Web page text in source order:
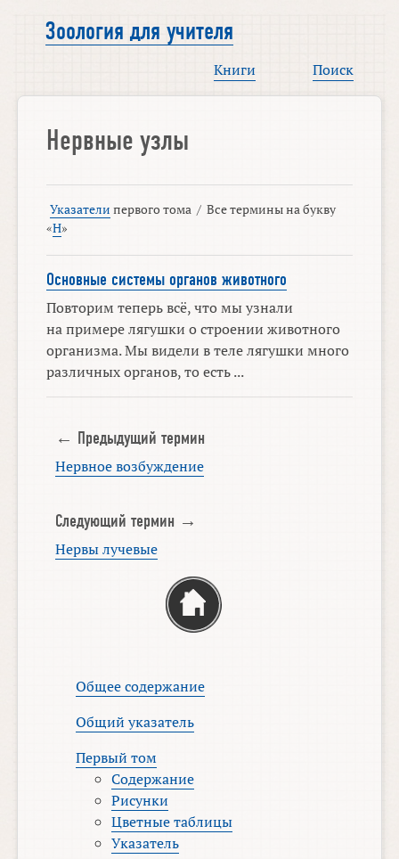
Зоология для учителя
Книги Поиск
Нервные узлы
Указатели первого тома / Все термины на букву
«Н»
Основные системы органов животного
Повторим теперь всё, что мы узнали
на примере лягушки о строении животного
организма. Мы видели в теле лягушки много
различных органов, то есть ...
← Предыдущий термин
Нервное возбуждение
Следующий термин →
Нервы лучевые
Общее содержание
Общий указатель
Первый том
Содержание
Рисунки
Цветные таблицы
Указатель